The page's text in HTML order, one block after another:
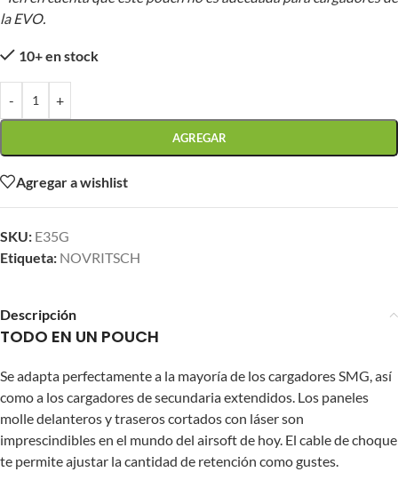
la EVO.
10+ en stock
- +
AGREGAR
Agregar a wishlist
SKU: E35G
Etiqueta: NOVRITSCH
Descripción
TODO EN UN POUCH
Se adapta perfectamente a la mayoría de los cargadores SMG, así
como a los cargadores de secundaria extendidos. Los paneles
molle delanteros y traseros cortados con láser son
imprescindibles en el mundo del airsoft de hoy. El cable de choque
te permite ajustar la cantidad de retención como gustes.